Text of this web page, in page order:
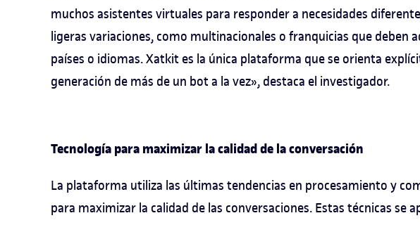
muchos asistentes virtuales para responder a necesidades
ligeras variaciones, como multinacionales o franquicias que deben
países o idiomas. Xatkit es la única plataforma que se orienta
generación de más de un bot a la vez», destaca el investigador.
Tecnología para maximizar la calidad de la conversación
La plataforma utiliza las últimas tendencias en procesamiento y
para maximizar la calidad de las conversaciones. Estas técnicas se